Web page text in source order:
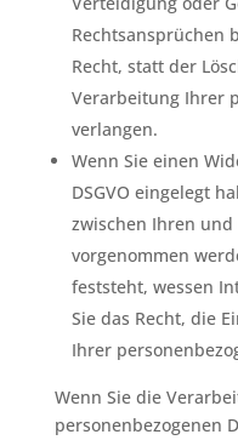
Rechtsansprüchen
Recht, statt der
Verarbeitung Ihrer
verlangen.
Wenn Sie einen
DSGVO eingelegt
zwischen Ihren
vorgenommen
feststeht, wessen
Sie das Recht, die
Ihrer
Wenn Sie die
personenbezogenen